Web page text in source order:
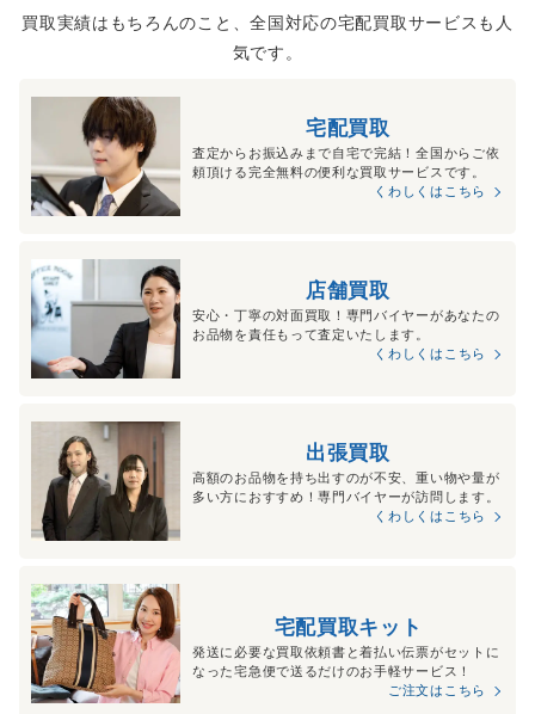
買取実績はもちろんのこと、全国対応の宅配買取サービスも人
気です。
宅配買取
査定からお振込みまで自宅で完結！全国からご依
頼頂ける完全無料の便利な買取サービスです。
くわしくはこちら
店舗買取
安心・丁寧の対面買取！専門バイヤーがあなたの
お品物を責任もって査定いたします。
くわしくはこちら
出張買取
高額のお品物を持ち出すのが不安、重い物や量が
多い方におすすめ！専門バイヤーが訪問します。
くわしくはこちら
宅配買取キット
発送に必要な買取依頼書と着払い伝票がセットに
なった宅急便で送るだけのお手軽サービス！
ご注文はこちら